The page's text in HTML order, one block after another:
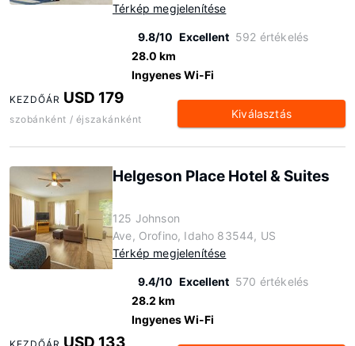
Térkép megjelenítése
9.8/10 Excellent 592 értékelés
28.0 km
Ingyenes Wi-Fi
KEZDŐÁR USD 179
szobánként / éjszakánként Kiválasztás
Helgeson Place Hotel & Suites
125 Johnson
Ave, Orofino, Idaho 83544, US
Térkép megjelenítése
9.4/10 Excellent 570 értékelés
28.2 km
Ingyenes Wi-Fi